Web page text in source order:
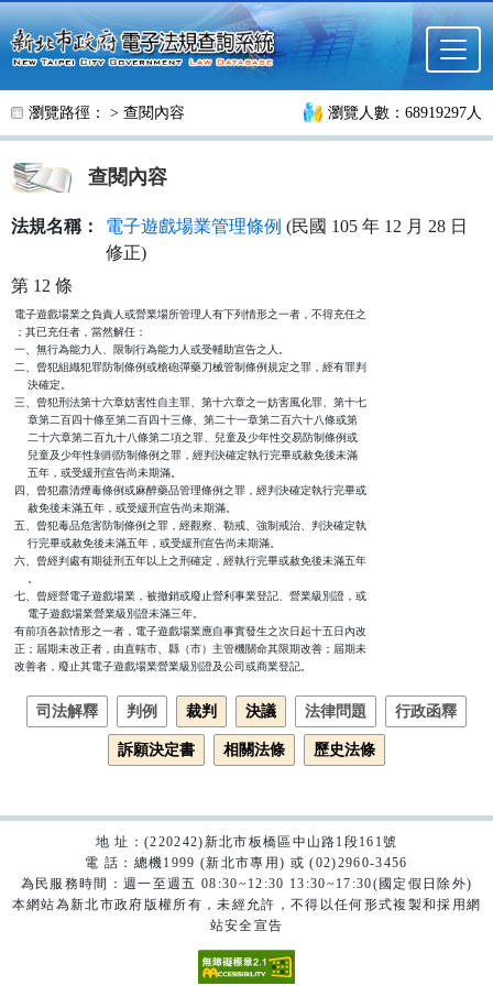
跳至主要內容
瀏覽路徑： > 查閱內容 瀏覽人數：68919297人
查閱內容
法規名稱： 電子遊戲場業管理條例 (民國 105 年 12 月 28 日
修正)
第 12 條
電子遊戲場業之負責人或營業場所管理人有下列情形之一者，不得充任之
；其已充任者，當然解任：
一、無行為能力人、限制行為能力人或受輔助宣告之人。
二、曾犯組織犯罪防制條例或槍砲彈藥刀械管制條例規定之罪，經有罪判
    決確定。
三、曾犯刑法第十六章妨害性自主罪、第十六章之一妨害風化罪、第十七
    章第二百四十條至第二百四十三條、第二十一章第二百六十八條或第
    二十六章第二百九十八條第二項之罪、兒童及少年性交易防制條例或
    兒童及少年性剝削防制條例之罪，經判決確定執行完畢或赦免後未滿
    五年，或受緩刑宣告尚未期滿。
四、曾犯肅清煙毒條例或麻醉藥品管理條例之罪，經判決確定執行完畢或
    赦免後未滿五年，或受緩刑宣告尚未期滿。
五、曾犯毒品危害防制條例之罪，經觀察、勒戒、強制戒治、判決確定執
    行完畢或赦免後未滿五年，或受緩刑宣告尚未期滿。
六、曾經判處有期徒刑五年以上之刑確定，經執行完畢或赦免後未滿五年
    。
七、曾經營電子遊戲場業，被撤銷或廢止營利事業登記、營業級別證，或
    電子遊戲場業營業級別證未滿三年。
有前項各款情形之一者，電子遊戲場業應自事實發生之次日起十五日內改
正；屆期未改正者，由直轄市、縣（市）主管機關命其限期改善；屆期未
改善者，廢止其電子遊戲場業營業級別證及公司或商業登記。
司法解釋 判例 裁判 決議 法律問題 行政函釋
訴願決定書 相關法條 歷史法條
地 址：(220242)新北市板橋區中山路1段161號
電 話：總機1999 (新北市專用) 或 (02)2960-3456
為民服務時間：週一至週五 08:30~12:30 13:30~17:30(國定假日除外)
本網站為新北市政府版權所有，未經允許，不得以任何形式複製和採用網
站安全宣告